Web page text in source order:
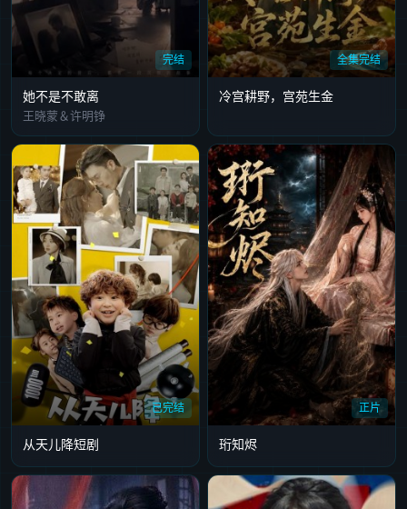
完结
她不是不敢离
王晓蒙＆许明铮
全集完结
冷宫耕野，宫苑生金
已完结
从天儿降短剧
正片
珩知烬